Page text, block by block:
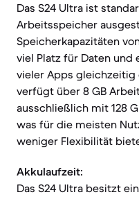
Das S24 Ultra ist
Arbeitsspeicher
Speicherkapazitäten von
viel Platz für Daten und
vieler Apps gleichzeitig
verfügt über 8 GB
ausschließlich mit 128
was für die meisten
weniger Flexibilität
Akkulaufzeit:
Das S24 Ultra besitzt